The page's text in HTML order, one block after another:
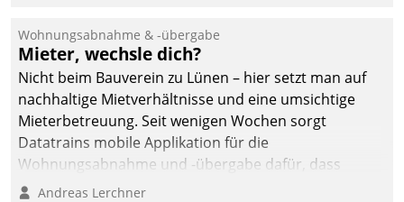
und Beschwerde-Management einen eigenen Kanal
ein.
Wohnungsabnahme & -übergabe
Mieter, wechsle dich?
Nicht beim Bauverein zu Lünen – hier setzt man auf
nachhaltige Mietverhältnisse und eine umsichtige
Mieterbetreuung. Seit wenigen Wochen sorgt
Datatrains mobile Applikation für die
Wohnungsabnahme und -übergabe dafür, dass
Mieter wohlgeordnet kommen und, so es sein muss,
Andreas Lerchner